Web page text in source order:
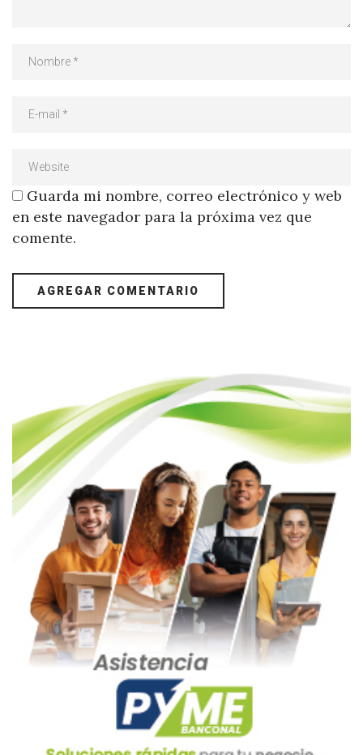
Guarda mi nombre, correo electrónico y web
en este navegador para la próxima vez que
comente.